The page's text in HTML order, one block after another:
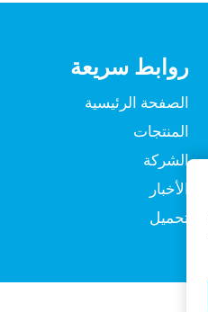
روابط سريعة
الصفحة الرئيسية
المنتجات
الشركة
الأخبار
تحميل